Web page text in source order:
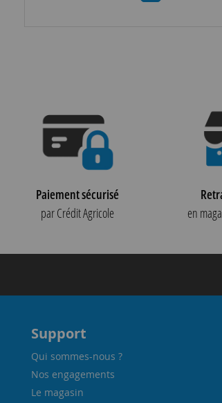
Paiement sécurisé
par Crédit Agricole
en
Support
Qui sommes-nous ?
Nos engagements
Le magasin